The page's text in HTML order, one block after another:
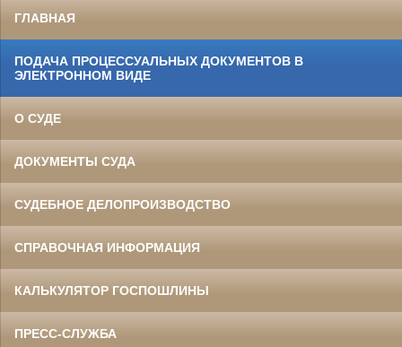
ГЛАВНАЯ
ПОДАЧА ПРОЦЕССУАЛЬНЫХ ДОКУМЕНТОВ В
ЭЛЕКТРОННОМ ВИДЕ
О СУДЕ
ДОКУМЕНТЫ СУДА
СУДЕБНОЕ ДЕЛОПРОИЗВОДСТВО
СПРАВОЧНАЯ ИНФОРМАЦИЯ
КАЛЬКУЛЯТОР ГОСПОШЛИНЫ
ПРЕСС-СЛУЖБА